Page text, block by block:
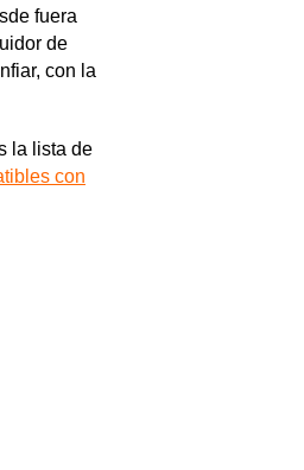
fuera
de
con la
la lista de
con